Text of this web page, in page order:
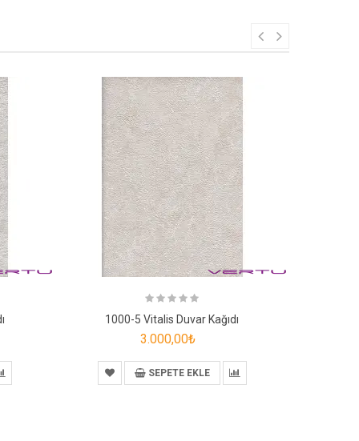
1000-5 Vitalis Duvar Kağıdı
3.000,00₺
SEPETE EKLE